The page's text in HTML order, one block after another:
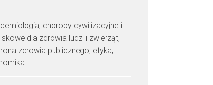
choroby cywilizacyjne i
dla zdrowia ludzi i zwierząt,
zdrowia publicznego, etyka,